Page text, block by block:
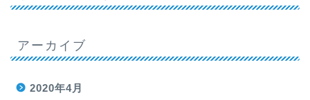
アーカイブ
2020年4月